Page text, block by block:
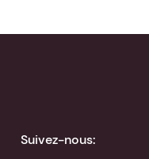
Suivez-nous: